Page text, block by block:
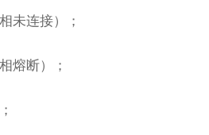
未连接）；
熔断）；